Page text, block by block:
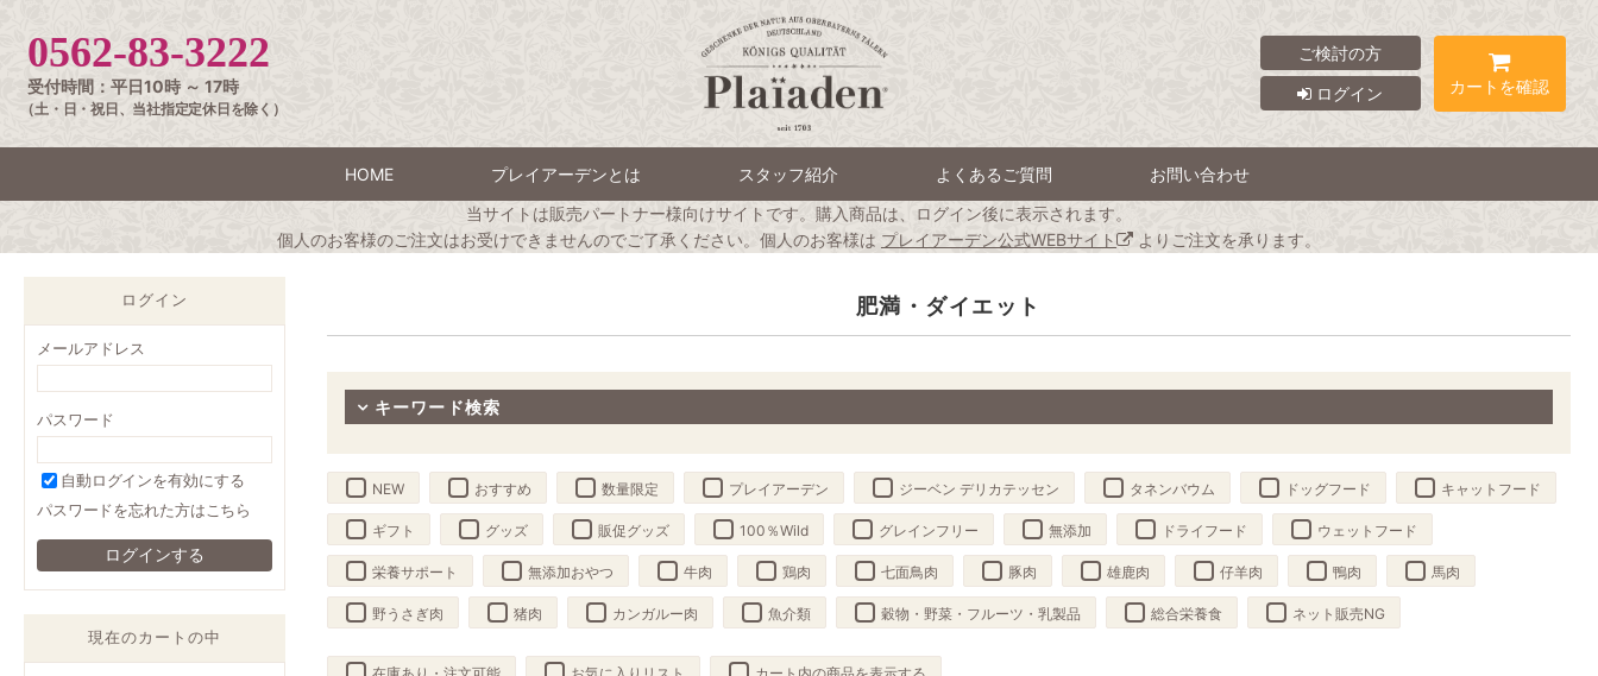
0562-83-3222
受付時間：平日10時 ～ 17時
（土・日・祝日、当社指定定休日を除く）
ご検討の方
ログイン
カートを確認
HOME プレイアーデンとは スタッフ紹介 よくあるご質問
お問い合わせ
当サイトは販売パートナー様向けサイトです。購入商品は、ログイン後に表示されます。
個人のお客様のご注文はお受けできませんのでご了承ください。個人のお客様は プレイアーデン公式WEBサイト よりご注文を承ります。
ログイン
メールアドレス
パスワード
自動ログインを有効にする
パスワードを忘れた方はこちら
現在のカートの中
肥満・ダイエット
キーワード検索
NEW おすすめ 数量限定 プレイアーデン ジーベン デリカテッセン タネンバウム ドッグフード キャットフード
ギフト グッズ 販促グッズ 100％Wild グレインフリー 無添加 ドライフード ウェットフード
栄養サポート 無添加おやつ 牛肉 鶏肉 七面鳥肉 豚肉 雄鹿肉 仔羊肉 鴨肉 馬肉
野うさぎ肉 猪肉 カンガルー肉 魚介類 穀物・野菜・フルーツ・乳製品 総合栄養食 ネット販売NG